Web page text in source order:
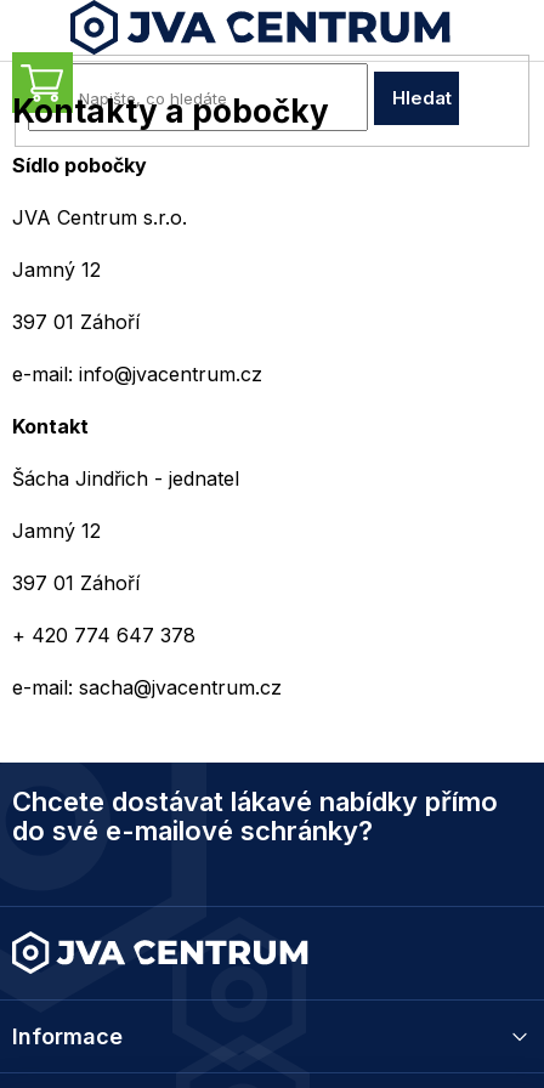
obsah
Hledat
NÁKUPNÍ
KOŠÍK
Kontakty a pobočky
Sídlo pobočky
JVA Centrum s.r.o.
Jamný 12
397 01 Záhoří
e-mail: info@jvacentrum.cz
Kontakt
Šácha Jindřich - jednatel
Jamný 12
397 01 Záhoří
+ 420 774 647 378
e-mail: sacha@jvacentrum.cz
p
í
Chcete dostávat lákavé nabídky přímo
do své e-mailové schránky?
Informace